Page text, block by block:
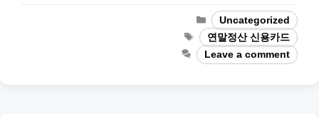
Categories
Uncategorized
Tags연말정산 신용카드
Leave a comment